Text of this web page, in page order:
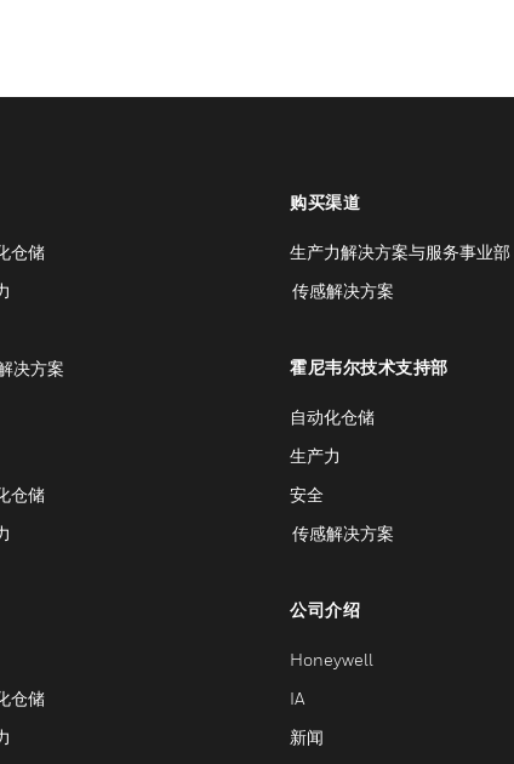
仓储
决方案
仓储
仓储
购买渠道
生产力解决方案与服务事业部
传感解决方案
霍尼韦尔技术支持部
自动化仓储
生产力
安全
传感解决方案
公司介绍
Honeywell
IA
新闻